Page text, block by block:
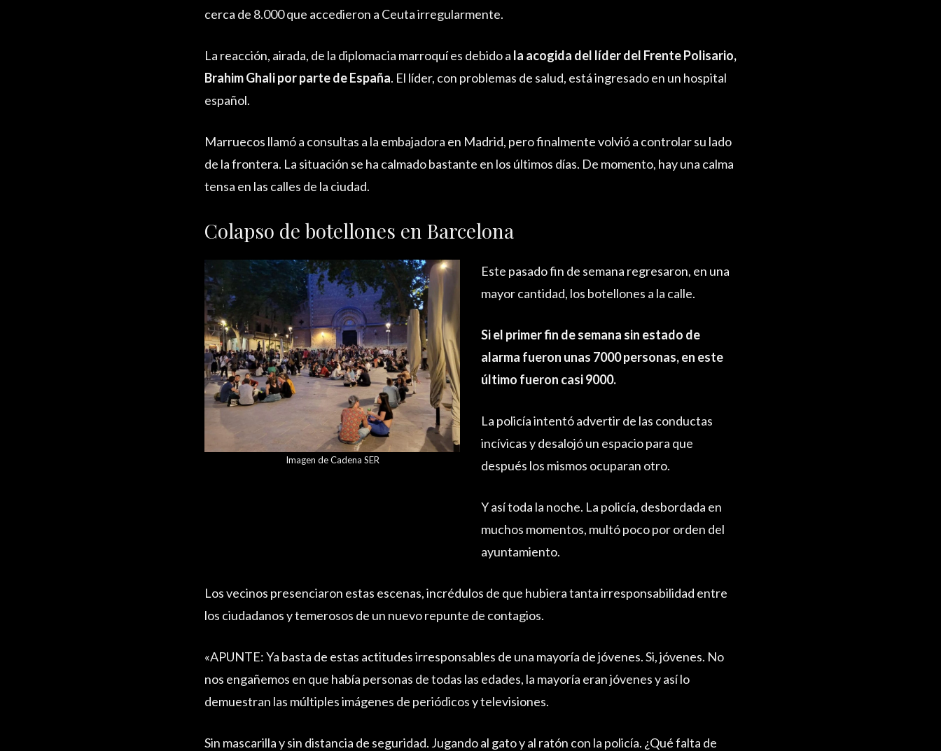
cerca de 8.000 que accedieron a Ceuta irregularmente.
La reacción, airada, de la diplomacia marroquí es debido a la acogida del líder del Frente Polisario,
Brahim Ghali por parte de España. El líder, con problemas de salud, está ingresado en un hospital
español.
Marruecos llamó a consultas a la embajadora en Madrid, pero finalmente volvió a controlar su lado
de la frontera. La situación se ha calmado bastante en los últimos días. De momento, hay una calma
tensa en las calles de la ciudad.
Colapso de botellones en Barcelona
Imagen de Cadena SER
Este pasado fin de semana regresaron, en una
mayor cantidad, los botellones a la calle.
Si el primer fin de semana sin estado de
alarma fueron unas 7000 personas, en este
último fueron casi 9000.
La policía intentó advertir de las conductas
incívicas y desalojó un espacio para que
después los mismos ocuparan otro.
Y así toda la noche. La policía, desbordada en
muchos momentos, multó poco por orden del
ayuntamiento.
Los vecinos presenciaron estas escenas, incrédulos de que hubiera tanta irresponsabilidad entre
los ciudadanos y temerosos de un nuevo repunte de contagios.
«APUNTE: Ya basta de estas actitudes irresponsables de una mayoría de jóvenes. Si, jóvenes. No
nos engañemos en que había personas de todas las edades, la mayoría eran jóvenes y así lo
demuestran las múltiples imágenes de periódicos y televisiones.
Sin mascarilla y sin distancia de seguridad. Jugando al gato y al ratón con la policía. ¿Qué falta de